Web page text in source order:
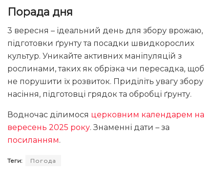
Порада дня
3 вересня – ідеальний день для збору врожаю,
підготовки ґрунту та посадки швидкорослих
культур. Уникайте активних маніпуляцій з
рослинами, таких як обрізка чи пересадка, щоб
не порушити їх розвиток. Приділіть увагу збору
насіння, підготовці грядок та обробці ґрунту.
Водночас ділимося церковним календарем на
вересень 2025 року. Знаменні дати – за
посиланням.
Теги: Погода